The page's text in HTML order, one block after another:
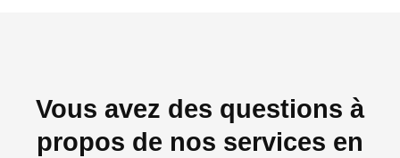
Vous avez des questions à
propos de nos services en